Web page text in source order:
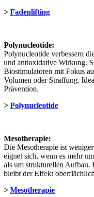
> Fadenlifting
Polynucleotide:
Polynucleotide verbessern
und antioxidative Wirkung.
Biostimulatoren mit Fokus
Volumen oder Straffung.
Prävention.
> Polynucleotide
Mesotherapie:
Die Mesotherapie ist
eignet sich, wenn es mehr
als um strukturellen Aufbau.
bleibt der Effekt
> Mesotherapie